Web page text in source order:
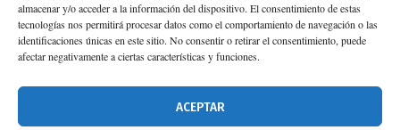
almacenar y/o acceder a la información del dispositivo. El consentimiento de estas
tecnologías nos permitirá procesar datos como el comportamiento de navegación o las
identificaciones únicas en este sitio. No consentir o retirar el consentimiento, puede
afectar negativamente a ciertas características y funciones.
ACEPTAR